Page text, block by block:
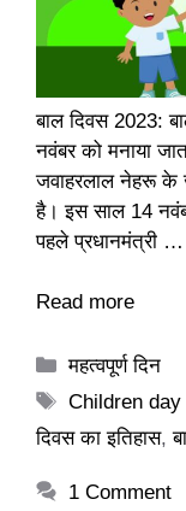
बाल दिवस 2023:
नवंबर को मनाया
जवाहरलाल नेहरू के
है। इस साल 14
पहले प्रधानमंत्री …
Read more
Categories
महत्वपूर्ण दिन
Tags
Children
दिवस का इतिहास,
1 Comment